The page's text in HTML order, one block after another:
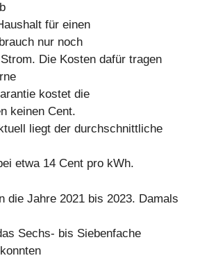
für einen
nur noch
Die Kosten dafür tragen
kostet die
keinen Cent.
liegt der durchschnittliche
etwa 14 Cent pro kWh.
die Jahre 2021 bis 2023. Damals
Sechs- bis Siebenfache